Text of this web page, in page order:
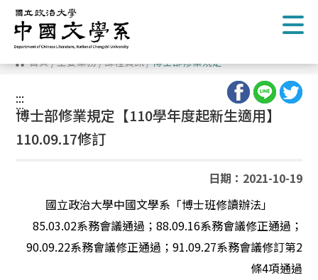
跳
到
主
要
內
容 首頁/主要業務/課程資訊/博士部修業規定
:::
:::
博士部修業規定【110學年度起新生適用】
110.09.17修訂
日期：2021-10-19
國立政治大學中國文學系「博士班修讀辦法」
85.03.02系務會議通過；88.09.16系務會議修正通過；
90.09.22系務會議修正通過；91.09.27系務會議修訂第2
條4項通過